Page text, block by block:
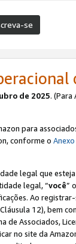
se
de 2025. (Para
para
conforme o Anexo
legal que
legal, “você”
Ao
12), bem
de Associados,
no site da